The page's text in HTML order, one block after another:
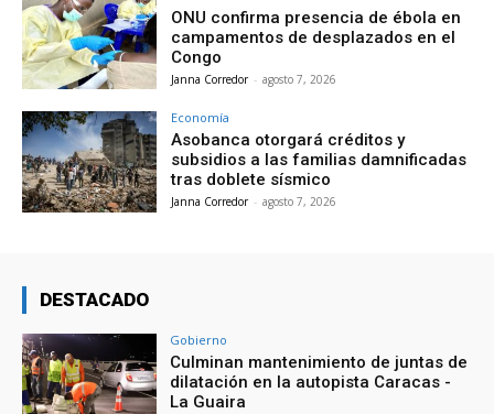
ONU confirma presencia de ébola en
campamentos de desplazados en el
Congo
Janna Corredor - agosto 7, 2026
Economía
Asobanca otorgará créditos y
subsidios a las familias damnificadas
tras doblete sísmico
Janna Corredor - agosto 7, 2026
DESTACADO
Gobierno
Culminan mantenimiento de juntas de
dilatación en la autopista Caracas -
La Guaira